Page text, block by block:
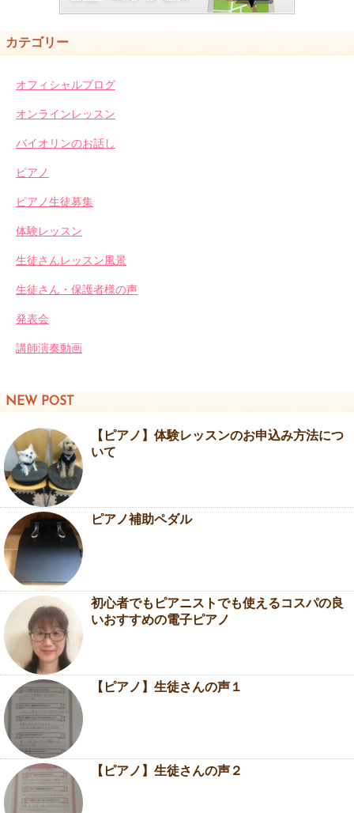
カテゴリー
オフィシャルブログ
オンラインレッスン
バイオリンのお話し
ピアノ
ピアノ生徒募集
体験レッスン
生徒さんレッスン風景
生徒さん・保護者様の声
発表会
講師演奏動画
NEW POST
【ピアノ】体験レッスンのお申込み方法につ
いて
ピアノ補助ペダル
初心者でもピアニストでも使えるコスパの良
いおすすめの電子ピアノ
【ピアノ】生徒さんの声１
【ピアノ】生徒さんの声２